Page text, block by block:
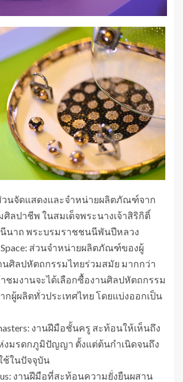
ส่วนจัดแสดงและจำหน่ายผลิตภัณฑ์จาก
ศิลปาชีพ ในสมเด็จพระนางเจ้าสิริกิติ์
นาถ พระบรมราชชนนีพันปีหลวง
Space: ส่วนจำหน่ายผลิตภัณฑ์ของผู้
นศิลปหัตถกรรมไทยร่วมสมัย มากกว่า
าชมงานจะได้เลือกซื้องานศิลปหัตถกรรม
ผู้ผลิตทั่วประเทศไทย โดยแบ่งออกเป็น
งานฝีมือชั้นครู สะท้อนให้เห็นถึง
งมรดกภูมิปัญญา ตั้งแต่ต้นกำเนิดจนถึง
ช้ในปัจจุบัน
งานฝีมือที่สะท้อนความยั่งยืนผสาน